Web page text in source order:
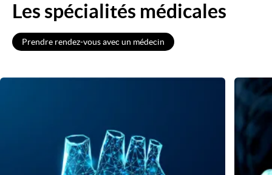
Les spécialités médicales
Prendre rendez-vous avec un médecin